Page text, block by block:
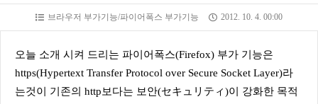
브라우저 부가기능/파이어폭스 부가기능 2012. 10. 4. 00:00
오늘 소개 시켜 드리는 파이어폭스(Firefox) 부가 기능은
https(Hypertext Transfer Protocol over Secure Socket Layer)라
는것이 기존의 http보다는 보안(セキュリティ)이 강화한 목적